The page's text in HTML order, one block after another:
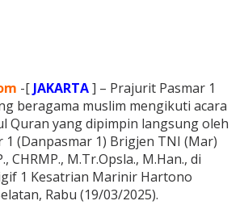
-[ JAKARTA] – Prajurit Pasmar 1
beragama muslim mengikuti acara
Quran yang dipimpin langsung oleh
1 (Danpasmar 1) Brigjen TNI (Mar)
CHRMP., M.Tr.Opsla., M.Han., di
1 Kesatrian Marinir Hartono
Rabu (19/03/2025).